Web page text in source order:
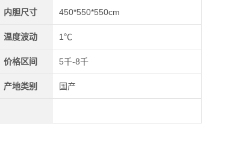
内胆尺寸 450*550*550cm
温度波动 1℃
价格区间 5千-8千
产地类别 国产